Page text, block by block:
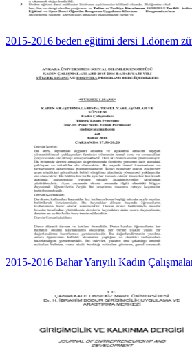
2015-2016 beden eğitimi dersi 1.dönem
2015-2016 Bahar Yarıyılı Kadın